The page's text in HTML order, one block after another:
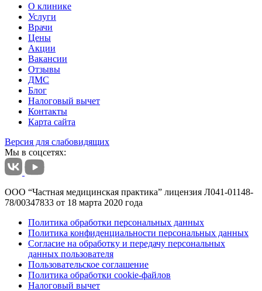
О клинике
Услуги
Врачи
Цены
Акции
Вакансии
Отзывы
ДМС
Блог
Налоговый вычет
Контакты
Карта сайта
Версия для слабовидящих
Мы в соцсетях:
ООО “Частная медицинская практика” лицензия Л041-01148-
78/00347833 от 18 марта 2020 года
Политика обработки персональных данных
Политика конфиденциальности персональных данных
Согласие на обработку и передачу персональных
данных пользователя
Пользовательское соглашение
Политика обработки cookie-файлов
Налоговый вычет